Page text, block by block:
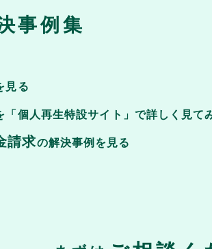
事例集
見る
「個人再生特設サイト」で詳しく見て
請求の解決事例を見る